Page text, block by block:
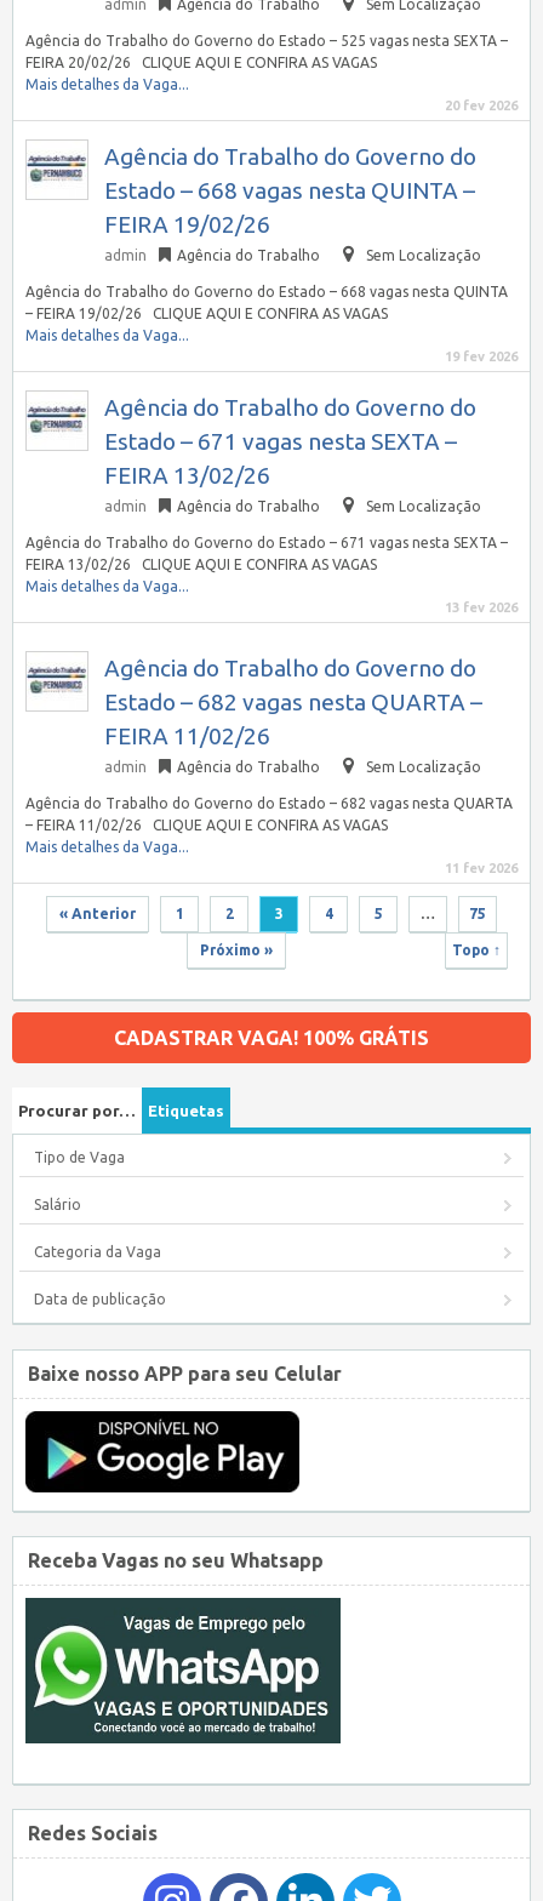
admin Agência do Trabalho Sem Localização
Agência do Trabalho do Governo do Estado – 525 vagas nesta SEXTA –
FEIRA 20/02/26 CLIQUE AQUI E CONFIRA AS VAGAS
Mais detalhes da Vaga...
20 fev 2026
Agência do Trabalho do Governo do
Estado – 668 vagas nesta QUINTA –
FEIRA 19/02/26
admin Agência do Trabalho Sem Localização
Agência do Trabalho do Governo do Estado – 668 vagas nesta QUINTA
– FEIRA 19/02/26 CLIQUE AQUI E CONFIRA AS VAGAS
Mais detalhes da Vaga...
19 fev 2026
Agência do Trabalho do Governo do
Estado – 671 vagas nesta SEXTA –
FEIRA 13/02/26
admin Agência do Trabalho Sem Localização
Agência do Trabalho do Governo do Estado – 671 vagas nesta SEXTA –
FEIRA 13/02/26 CLIQUE AQUI E CONFIRA AS VAGAS
Mais detalhes da Vaga...
13 fev 2026
Agência do Trabalho do Governo do
Estado – 682 vagas nesta QUARTA –
FEIRA 11/02/26
admin Agência do Trabalho Sem Localização
Agência do Trabalho do Governo do Estado – 682 vagas nesta QUARTA
– FEIRA 11/02/26 CLIQUE AQUI E CONFIRA AS VAGAS
Mais detalhes da Vaga...
11 fev 2026
« Anterior 1 2 3 4 5 … 75
Próximo » Topo ↑
CADASTRAR VAGA! 100% GRÁTIS
Procurar por… Etiquetas
Tipo de Vaga
Salário
Categoria da Vaga
Data de publicação
Baixe nosso APP para seu Celular
Receba Vagas no seu Whatsapp
Redes Sociais